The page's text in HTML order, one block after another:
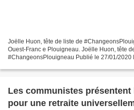
Joëlle Huon, tête de liste de
Ouest-Franc e Plouigneau. Joëlle Huon, tête
#ChangeonsPlouigneau Publié le 27/01/2020
Les communistes
pour une retraite